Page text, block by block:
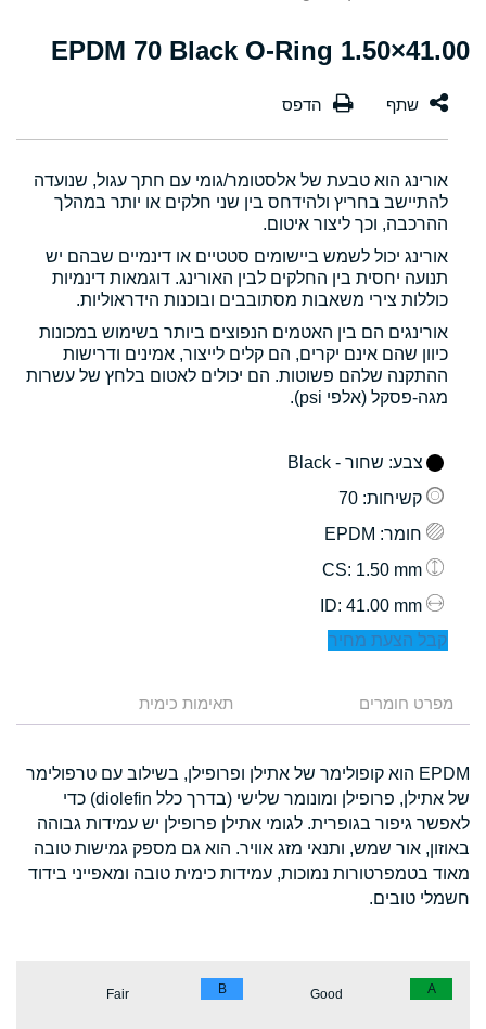
41.00×1.50 EPDM 70 Black O-Ring
אורינג הוא טבעת של אלסטומר/גומי עם חתך עגול, שנועדה
להתיישב בחריץ ולהידחס בין שני חלקים או יותר במהלך
ההרכבה, וכך ליצור איטום.
אורינג יכול לשמש ביישומים סטטיים או דינמיים שבהם יש
תנועה יחסית בין החלקים לבין האורינג. דוגמאות דינמיות
כוללות צירי משאבות מסתובבים ובוכנות הידראוליות.
אורינגים הם בין האטמים הנפוצים ביותר בשימוש במכונות
כיוון שהם אינם יקרים, הם קלים לייצור, אמינים ודרישות
ההתקנה שלהם פשוטות. הם יכולים לאטום בלחץ של עשרות
מגה-פסקל (אלפי psi).
צבע: שחור - Black
קשיחות: 70
חומר: EPDM
: 1.50 mm
: 41.00 mm
קבל הצעת מחיר
מפרט חומרים תאימות כימית
EPDM הוא קופולימר של אתילן ופרופילן, בשילוב עם טרפולימר
של אתילן, פרופילן ומונומר שלישי (בדרך כלל diolefin) כדי
לאפשר גיפור בגופרית. לגומי אתילן פרופילן יש עמידות גבוהה
באוזון, אור שמש, ותנאי מזג אוויר. הוא גם מספק גמישות טובה
מאוד בטמפרטורות נמוכות, עמידות כימית טובה ומאפייני בידוד
חשמלי טובים.
A
Good
B
Fair